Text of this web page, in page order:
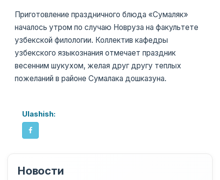
Приготовление праздничного блюда «Сумаляк»
началось утром по случаю Новруза на факультете
узбекской филологии. Коллектив кафедры
узбекского языкознания отмечает праздник
весенним шукухом, желая друг другу теплых
пожеланий в районе Сумалака дошказуна.
Ulashish:
Новости